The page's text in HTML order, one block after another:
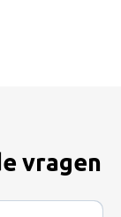
vragen